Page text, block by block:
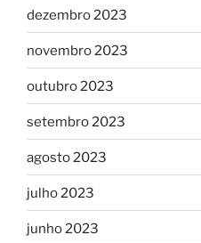
dezembro 2023
novembro 2023
outubro 2023
setembro 2023
agosto 2023
julho 2023
junho 2023